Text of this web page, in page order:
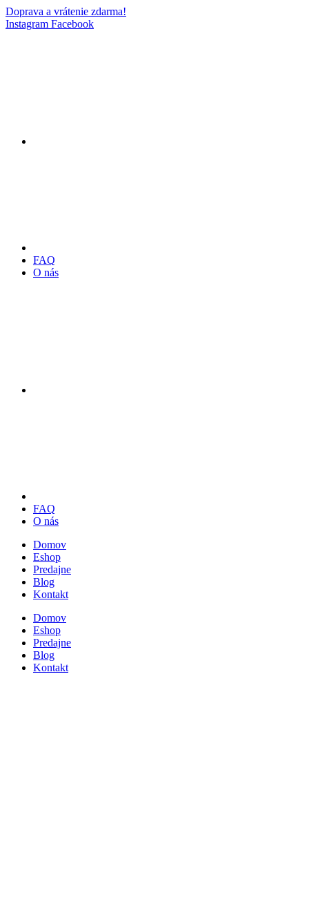
Doprava a vrátenie zdarma!
Instagram Facebook
FAQ
O nás
FAQ
O nás
Domov
Eshop
Predajne
Blog
Kontakt
Domov
Eshop
Predajne
Blog
Kontakt